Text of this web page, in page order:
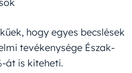
hogy egyes becslések
tevékenysége Észak-
át is kiteheti.